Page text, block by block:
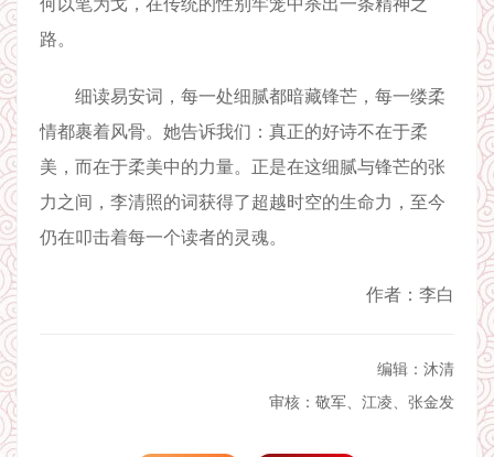
路。
细读易安词，每一处细腻都暗藏锋芒，每一缕柔
情都裹着风骨。她告诉我们：真正的好诗不在于柔
美，而在于柔美中的力量。正是在这细腻与锋芒的张
力之间，李清照的词获得了超越时空的生命力，至今
仍在叩击着每一个读者的灵魂。
作者：李白
编辑：沐清
审核：敬军、江凌、张金发